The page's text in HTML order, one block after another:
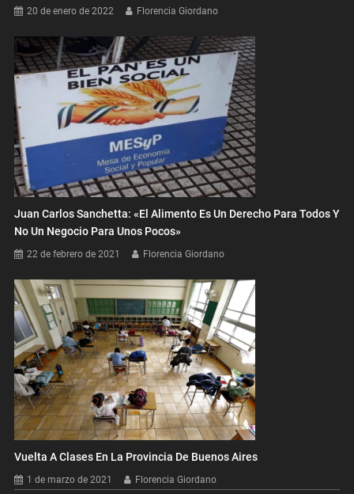
20 de enero de 2022 Florencia Giordano
Juan Carlos Sanchetta: «El Alimento Es Un Derecho Para Todos Y
No Un Negocio Para Unos Pocos»
22 de febrero de 2021 Florencia Giordano
Vuelta A Clases En La Provincia De Buenos Aires
1 de marzo de 2021 Florencia Giordano